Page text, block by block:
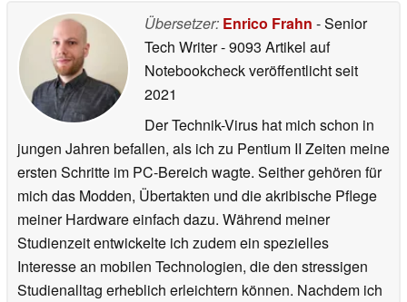
Übersetzer: Enrico Frahn - Senior
Tech Writer- 9093 Artikel auf
Notebookcheck veröffentlichtseit
2021
Der Technik-Virus hat mich schon in
jungen Jahren befallen, als ich zu Pentium II Zeiten meine
ersten Schritte im PC-Bereich wagte. Seither gehören für
mich das Modden, Übertakten und die akribische Pflege
meiner Hardware einfach dazu. Während meiner
Studienzeit entwickelte ich zudem ein spezielles
Interesse an mobilen Technologien, die den stressigen
Studienalltag erheblich erleichtern können. Nachdem ich